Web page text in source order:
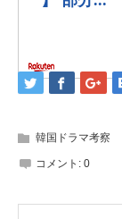
韓国ドラマ考察
コメント: 0